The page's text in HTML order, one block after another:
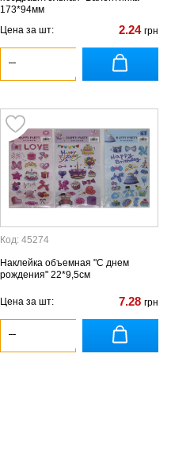
173*94мм
Цена за шт:
2.24 грн
Код: 45274
Наклейка объемная "С днем ​​
рождения" 22*9,5см
Цена за шт: 7.28 грн